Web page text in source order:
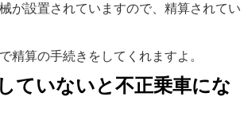
が設置されていますので、精算されてい
精算の手続きをしてくれますよ。
ていないと不正乗車にな